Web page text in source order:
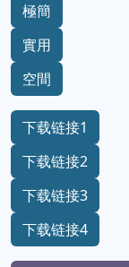
極簡
實用
空間
下载链接1
下载链接2
下载链接3
下载链接4